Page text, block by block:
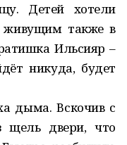
Детей хотели
живущим также в
Ильсияр –
никуда, будет
дыма. Вскочив с
щель двери, что